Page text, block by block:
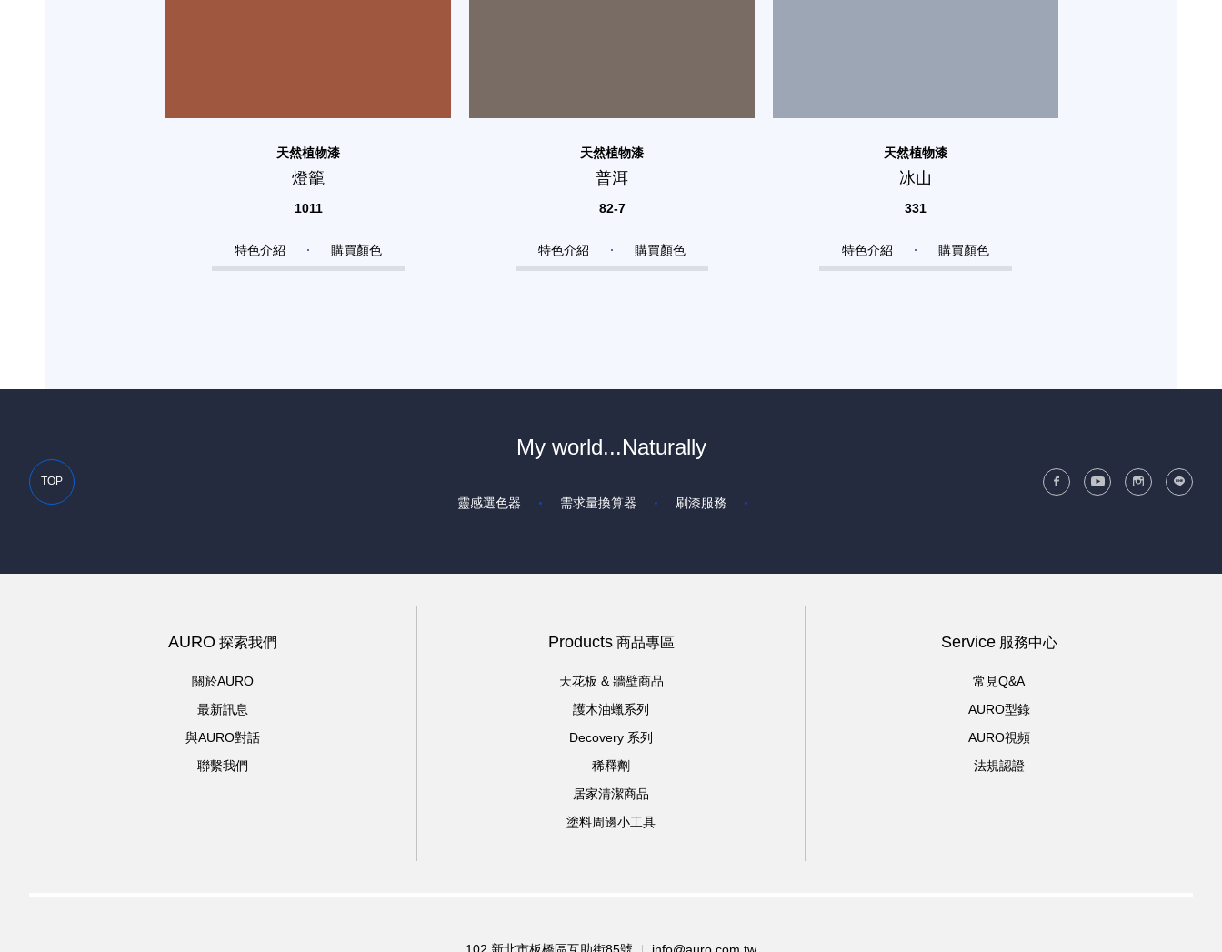
天然植物漆
燈籠
1011
特色介紹 購買顏色
天然植物漆
普洱
82-7
特色介紹 購買顏色
天然植物漆
冰山
331
特色介紹 購買顏色
TOP
My world...Naturally
靈感選色器 需求量換算器 刷漆服務
AURO 探索我們
關於AURO
最新訊息
與AURO對話
聯繫我們
Products商品專區
天花板 & 牆壁商品
護木油蠟系列
Decovery 系列
稀釋劑
居家清潔商品
塗料周邊小工具
Service服務中心
常見Q&A
AURO型錄
AURO視頻
法規認證